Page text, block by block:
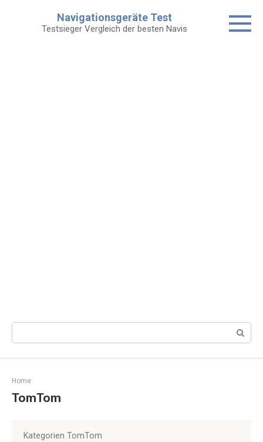
Navigationsgeräte Test
Testsieger Vergleich der besten Navis
Search:
Home
TomTom
Kategorien TomTom